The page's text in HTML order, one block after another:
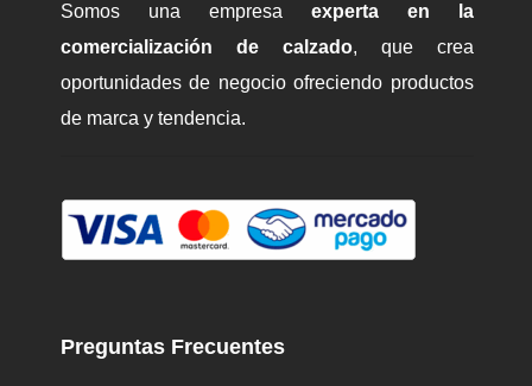
Somos una empresa experta en la
comercialización de calzado, que crea
oportunidades de negocio ofreciendo productos
de marca y tendencia.
Preguntas Frecuentes